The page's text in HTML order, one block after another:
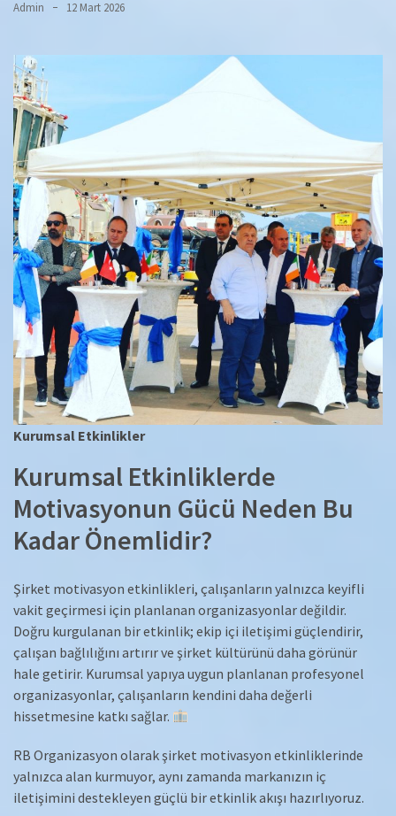
Admin 12 Mart 2026
Kurumsal Etkinlikler
Kurumsal Etkinliklerde
Motivasyonun Gücü Neden Bu
Kadar Önemlidir?
Şirket motivasyon etkinlikleri, çalışanların yalnızca keyifli
vakit geçirmesi için planlanan organizasyonlar değildir.
Doğru kurgulanan bir etkinlik; ekip içi iletişimi güçlendirir,
çalışan bağlılığını artırır ve şirket kültürünü daha görünür
hale getirir. Kurumsal yapıya uygun planlanan profesyonel
organizasyonlar, çalışanların kendini daha değerli
hissetmesine katkı sağlar.
RB Organizasyon olarak şirket motivasyon etkinliklerinde
yalnızca alan kurmuyor, aynı zamanda markanızın iç
iletişimini destekleyen güçlü bir etkinlik akışı hazırlıyoruz.